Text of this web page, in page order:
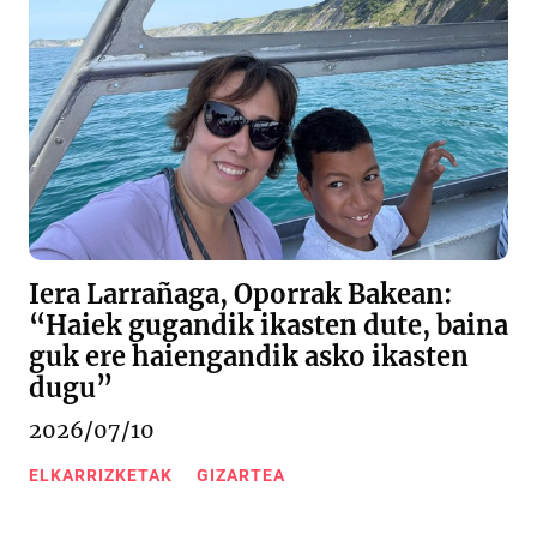
Iera Larrañaga, Oporrak Bakean:
“Haiek gugandik ikasten dute, baina
guk ere haiengandik asko ikasten
dugu”
2026/07/10
ELKARRIZKETAK GIZARTEA